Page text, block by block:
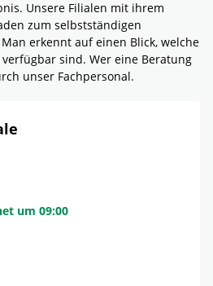
Unsere Filialen mit ihrem
zum selbstständigen
erkennt auf einen Blick, welche
sind. Wer eine Beratung
unser Fachpersonal.
um 09:00